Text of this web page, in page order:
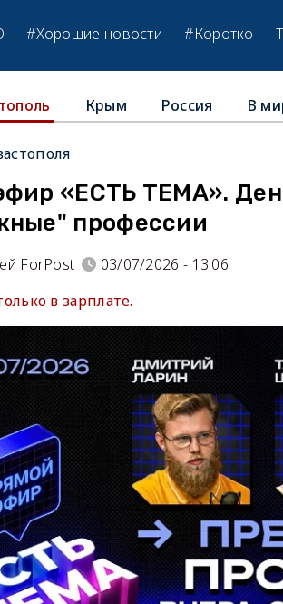
#Хорошие новости #Коротко
Крым Россия В
«ЕСТЬ ТЕМА».
профессии
ForPost
03/07/2026 - 13:06
в зарплате.